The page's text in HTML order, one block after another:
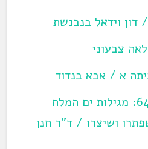
דון וידאל בנבנשת
צבעוני
א / אבא בנדוד
"קולולושה" פרק 64: מגילות ים המלח
ושיצרו / ד"ר חנן